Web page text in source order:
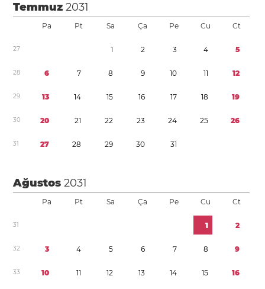
Temmuz2031
Pa Pt Sa Ça Pe Cu Ct
27 1 2 3 4 5
28 6 7 8 9 10 11 12
29 13 14 15 16 17 18 19
30 20 21 22 23 24 25 26
31 27 28 29 30 31
Ağustos2031
Pa Pt Sa Ça Pe Cu Ct
31 1 2
32 3 4 5 6 7 8 9
33 10 11 12 13 14 15 16